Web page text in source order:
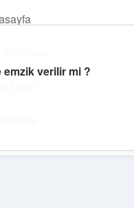
dolu içerikler.
verilir mi ?